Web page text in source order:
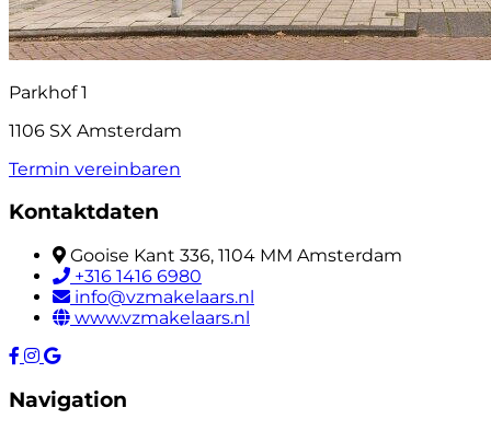
Parkhof 1
1106 SX Amsterdam
Termin vereinbaren
Kontaktdaten
Gooise Kant 336, 1104 MM Amsterdam
+316 1416 6980
info@vzmakelaars.nl
www.vzmakelaars.nl
Navigation